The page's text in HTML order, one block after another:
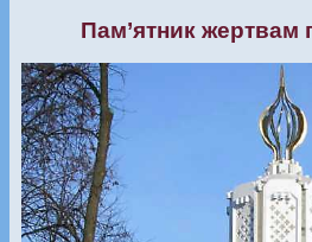
Пам’ятник жертвам